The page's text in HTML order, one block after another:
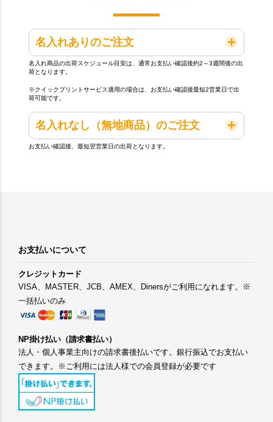
名入れありのご注文
名入れ商品の出荷スケジュール目安は、通常お支払い確認後約2～3週間後の出
荷となります。
※クイックプリントサービス適用の場合は、お支払い確認後最短2営業日で出
荷可能です。
名入れなし（無地商品）のご注文
お支払い確認後、最短翌営業日の出荷となります。
お支払いについて
クレジットカード
VISA、MASTER、JCB、AMEX、Dinersがご利用になれます。※
一括払いのみ
NP掛け払い（請求書払い）
法人・個人事業主向けの請求書後払いです。銀行振込でお支払い
できます。※ご利用には法人様での会員登録が必要です